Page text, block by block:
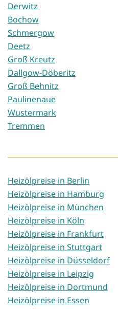
Derwitz
Bochow
Schmergow
Deetz
Groß Kreutz
Dallgow-Döberitz
Groß Behnitz
Paulinenaue
Wustermark
Tremmen
Heizölpreise in Berlin
Heizölpreise in Hamburg
Heizölpreise in München
Heizölpreise in Köln
Heizölpreise in Frankfurt
Heizölpreise in Stuttgart
Heizölpreise in Düsseldorf
Heizölpreise in Leipzig
Heizölpreise in Dortmund
Heizölpreise in Essen